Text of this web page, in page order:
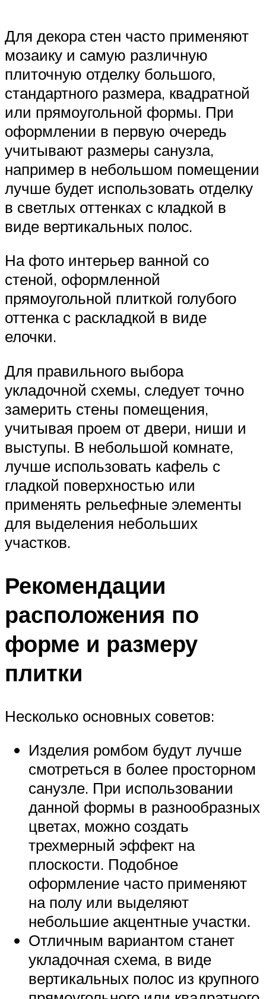
Для декора стен часто применяют
мозаику и самую различную
плиточную отделку большого,
стандартного размера, квадратной
или прямоугольной формы. При
оформлении в первую очередь
учитывают размеры санузла,
например в небольшом помещении
лучше будет использовать отделку
в светлых оттенках с кладкой в
виде вертикальных полос.
На фото интерьер ванной со
стеной, оформленной
прямоугольной плиткой голубого
оттенка с раскладкой в виде
елочки.
Для правильного выбора
укладочной схемы, следует точно
замерить стены помещения,
учитывая проем от двери, ниши и
выступы. В небольшой комнате,
лучше использовать кафель с
гладкой поверхностью или
применять рельефные элементы
для выделения небольших
участков.
Рекомендации
расположения по
форме и размеру
плитки
Несколько основных советов:
Изделия ромбом будут лучше
смотреться в более просторном
санузле. При использовании
данной формы в разнообразных
цветах, можно создать
трехмерный эффект на
плоскости. Подобное
оформление часто применяют
на полу или выделяют
небольшие акцентные участки.
Отличным вариантом станет
укладочная схема, в виде
вертикальных полос из крупного